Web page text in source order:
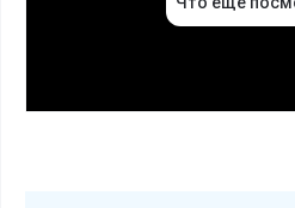
онлайн, самое интересное в
Наследники 2 выпуск от
Выживалити. Наследники 2